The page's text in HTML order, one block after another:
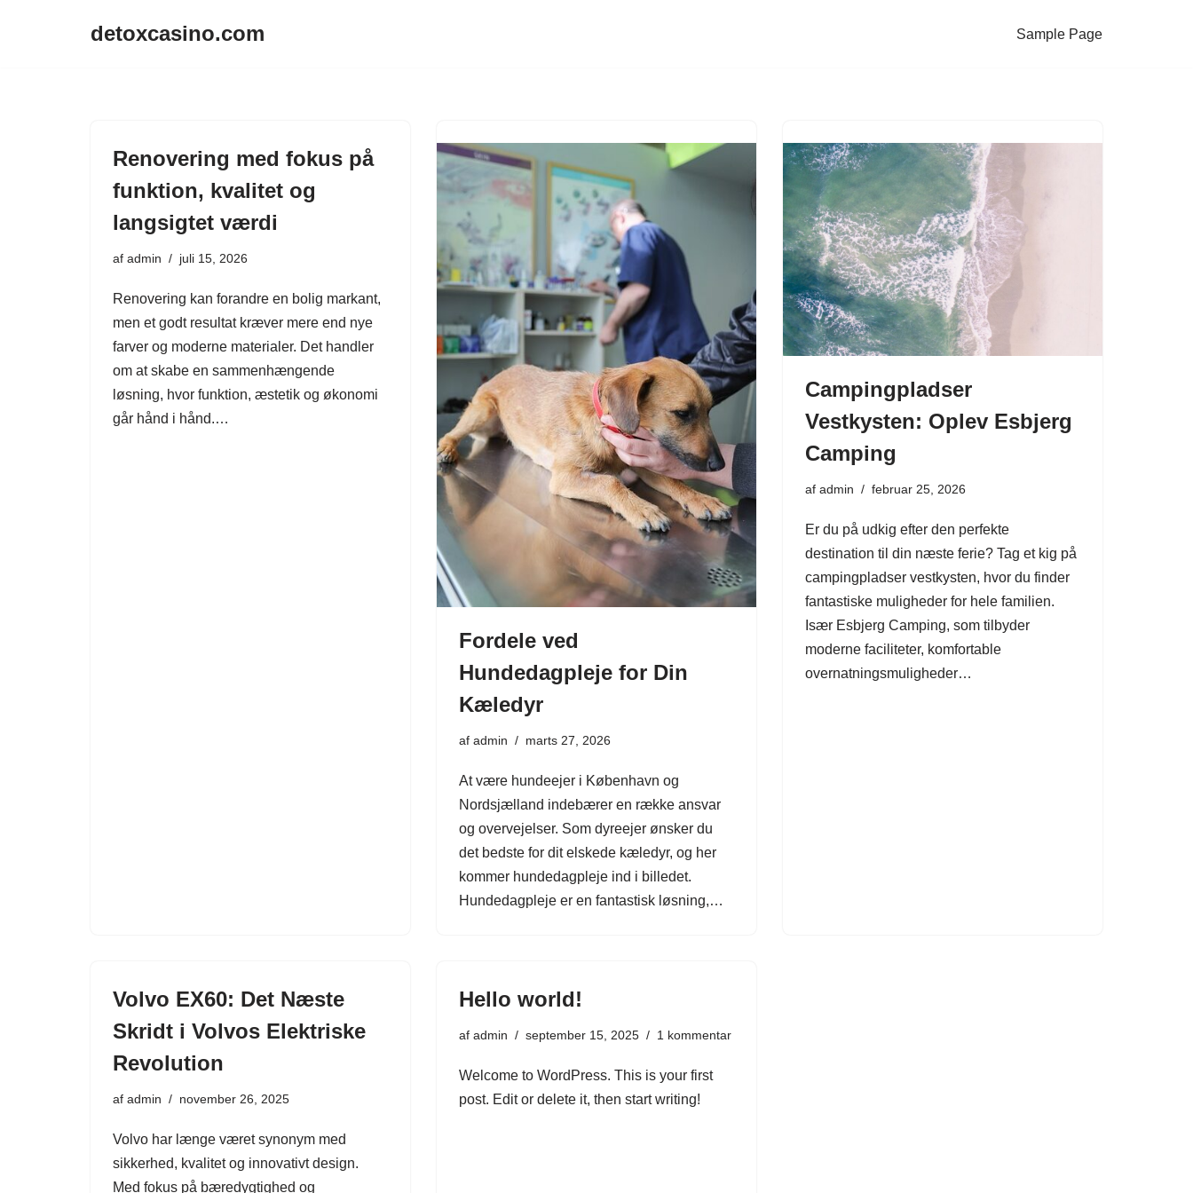
detoxcasino.com Sample Page
Renovering med fokus på
funktion, kvalitet og
langsigtet værdi
af admin juli 15, 2026
Renovering kan forandre en bolig markant,
men et godt resultat kræver mere end nye
farver og moderne materialer. Det handler
om at skabe en sammenhængende
løsning, hvor funktion, æstetik og økonomi
går hånd i hånd.…
Fordele ved
Hundedagpleje for Din
Kæledyr
af admin marts 27, 2026
At være hundeejer i København og
Nordsjælland indebærer en række ansvar
og overvejelser. Som dyreejer ønsker du
det bedste for dit elskede kæledyr, og her
kommer hundedagpleje ind i billedet.
Hundedagpleje er en fantastisk løsning,…
Campingpladser
Vestkysten: Oplev Esbjerg
Camping
af admin februar 25, 2026
Er du på udkig efter den perfekte
destination til din næste ferie? Tag et kig på
campingpladser vestkysten, hvor du finder
fantastiske muligheder for hele familien.
Især Esbjerg Camping, som tilbyder
moderne faciliteter, komfortable
overnatningsmuligheder…
Volvo EX60: Det Næste
Skridt i Volvos Elektriske
Revolution
af admin november 26, 2025
Volvo har længe været synonym med
sikkerhed, kvalitet og innovativt design.
Med fokus på bæredygtighed og
Hello world!
af admin september 15, 2025 1 kommentar
Welcome to WordPress. This is your first
post. Edit or delete it, then start writing!